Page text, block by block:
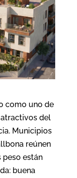
como uno de
del
Municipios
reúnen
están
buena